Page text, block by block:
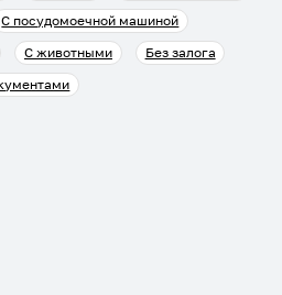
С посудомоечной машиной
С животными
Без залога